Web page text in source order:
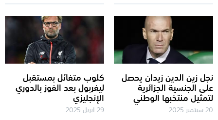
نجل زين الدين زيدان يحصل
على الجنسية الجزائرية
لتمثيل منتخبها الوطني
20 سبتمبر 2025
كلوب متفائل بمستقبل
ليفربول بعد الفوز بالدوري
الإنجليزي
29 ابريل 2025